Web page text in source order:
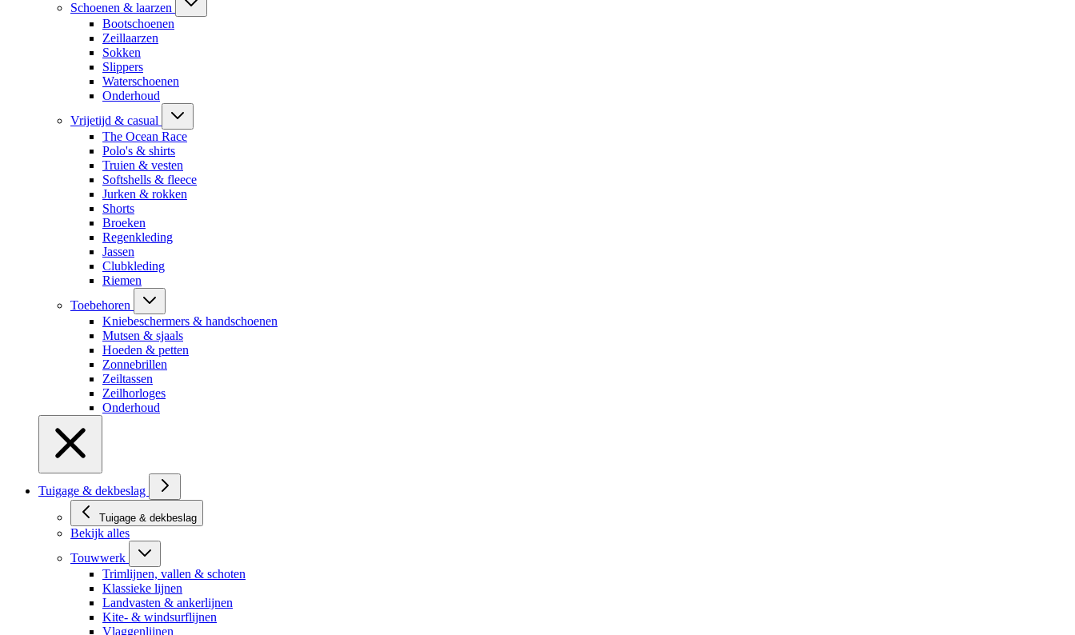
Schoenen & laarzen
Bootschoenen
Zeillaarzen
Sokken
Slippers
Waterschoenen
Onderhoud
Vrijetijd & casual
The Ocean Race
Polo's & shirts
Truien & vesten
Softshells & fleece
Jurken & rokken
Shorts
Broeken
Regenkleding
Jassen
Clubkleding
Riemen
Toebehoren
Kniebeschermers & handschoenen
Mutsen & sjaals
Hoeden & petten
Zonnebrillen
Zeiltassen
Zeilhorloges
Onderhoud
Tuigage & dekbeslag
Tuigage & dekbeslag
Bekijk alles
Touwwerk
Trimlijnen, vallen & schoten
Klassieke lijnen
Landvasten & ankerlijnen
Kite- & windsurflijnen
Vlaggenlijnen